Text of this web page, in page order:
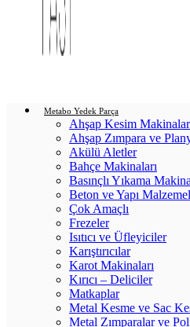
Metabo Yedek Parça
Ahşap Kesim
Ahşap Zımpara ve
Akülü Aletler
Bahçe Makinaları
Basınçlı Yıkama
Beton ve Yapı
Çok Amaçlı
Frezeler
Isıtıcı ve Üfleyiciler
Karıştırıcılar
Karot Makinaları
Kırıcı – Deliciler
Matkaplar
Metal Kesme ve Sac
Metal Zımparalar ve